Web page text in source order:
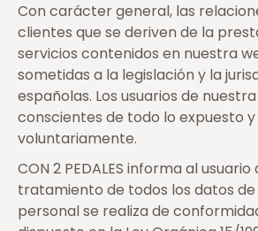
Con carácter general, las
clientes que se deriven de la
servicios contenidos en nuestra
sometidas a la legislación y la
españolas. Los usuarios de
conscientes de todo lo expuesto
voluntariamente.
CON 2 PEDALES informa al
tratamiento de todos los datos
personal se realiza de